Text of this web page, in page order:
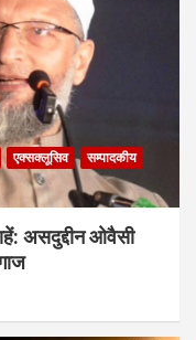
एक्सक्लूसिव
सम्पादकीय
असदुद्दीन ओवैसी